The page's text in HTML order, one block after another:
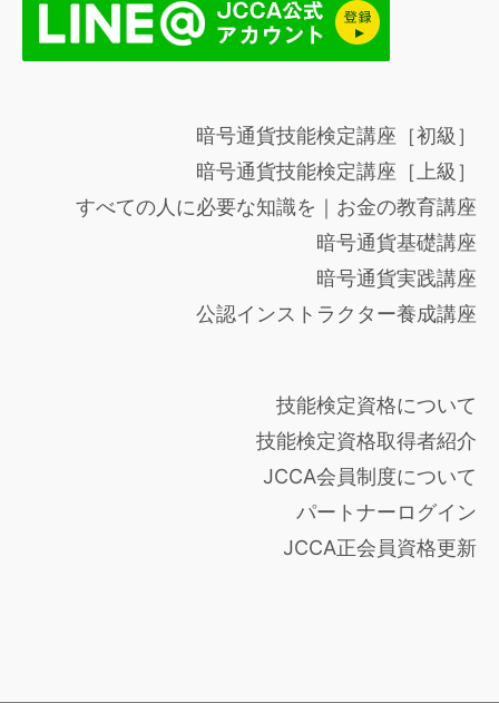
暗号通貨技能検定講座［初級］
暗号通貨技能検定講座［上級］
すべての人に必要な知識を｜お金の教育講座
暗号通貨基礎講座
暗号通貨実践講座
公認インストラクター養成講座
技能検定資格について
技能検定資格取得者紹介
JCCA会員制度について
パートナーログイン
JCCA正会員資格更新